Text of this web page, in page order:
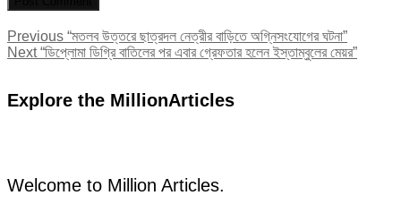
Post
navigation
Previous Previous
post:
“মতলব উত্তরে ছাত্রদল নেত্রীর বাড়িতে অগ্নিসংযোগের ঘটনা”
Next Next
“ডিপ্লোমা ডিগ্রি বাতিলের পর এবার গ্রেফতার হলেন ইস্তাম্বুলের মেয়র”
Explore the MillionArticles
Welcome to Million Articles.